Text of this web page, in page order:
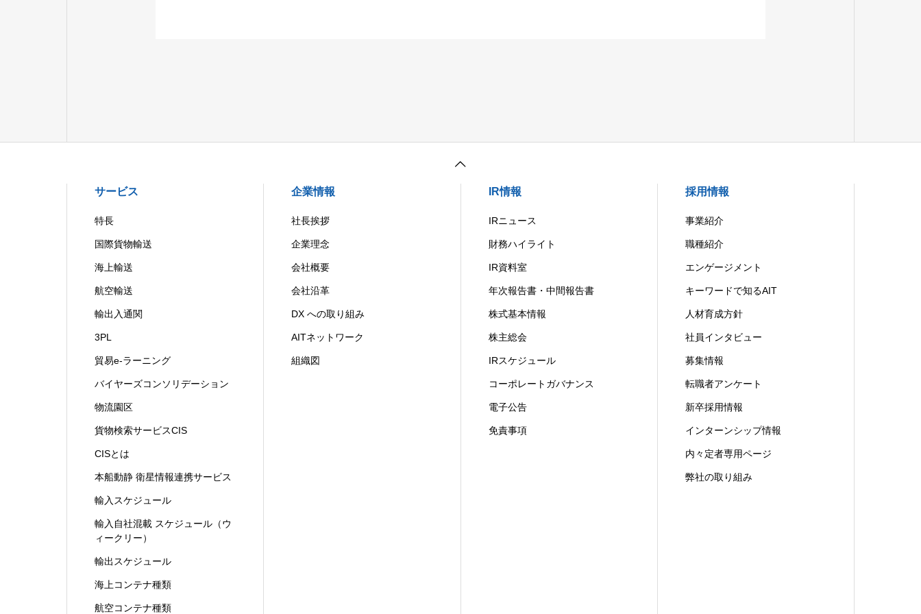
サービス
特長
国際貨物輸送
海上輸送
航空輸送
輸出入通関
3PL
貿易e-ラーニング
バイヤーズコンソリデーション
物流園区
貨物検索サービスCIS
CISとは
本船動静 衛星情報連携サービス
輸入スケジュール
輸入自社混載 スケジュール（ウ
ィークリー）
輸出スケジュール
海上コンテナ種類
航空コンテナ種類
企業情報
社長挨拶
企業理念
会社概要
会社沿革
DX への取り組み
AITネットワーク
組織図
IR情報
IRニュース
財務ハイライト
IR資料室
年次報告書・中間報告書
株式基本情報
株主総会
IRスケジュール
コーポレートガバナンス
電子公告
免責事項
採用情報
事業紹介
職種紹介
エンゲージメント
キーワードで知るAIT
人材育成方針
社員インタビュー
募集情報
転職者アンケート
新卒採用情報
インターンシップ情報
内々定者専用ページ
弊社の取り組み